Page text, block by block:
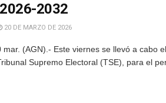
2032
20 DE MARZO DE 2026
(AGN).- Este viernes se llevó a cabo
Supremo Electoral (TSE), para el